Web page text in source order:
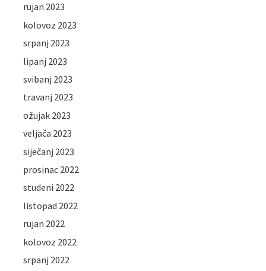
rujan 2023
kolovoz 2023
srpanj 2023
lipanj 2023
svibanj 2023
travanj 2023
ožujak 2023
veljača 2023
siječanj 2023
prosinac 2022
studeni 2022
listopad 2022
rujan 2022
kolovoz 2022
srpanj 2022